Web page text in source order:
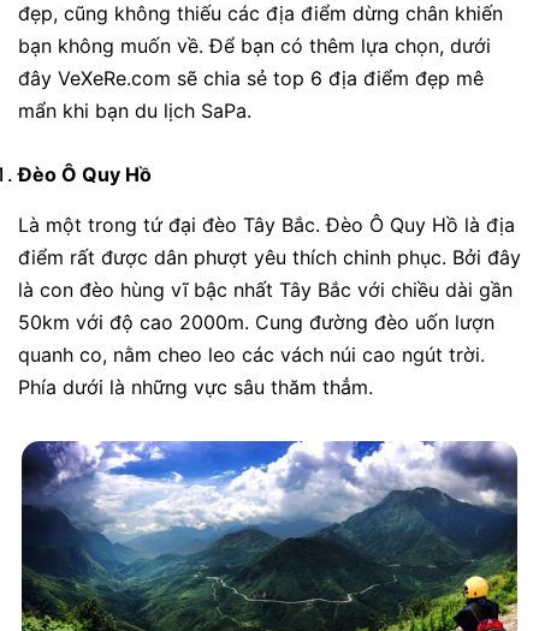
đẹp, cũng không thiếu các địa điểm dừng chân khiến
bạn không muốn về. Để bạn có thêm lựa chọn, dưới
đây VeXeRe.com sẽ chia sẻ top 6 địa điểm đẹp mê
mẩn khi bạn du lịch SaPa.
Đèo Ô Quy Hồ
Là một trong tứ đại đèo Tây Bắc. Đèo Ô Quy Hồ là địa
điểm rất được dân phượt yêu thích chinh phục. Bởi đây
là con đèo hùng vĩ bậc nhất Tây Bắc với chiều dài gần
50km với độ cao 2000m. Cung đường đèo uốn lượn
quanh co, nằm cheo leo các vách núi cao ngút trời.
Phía dưới là những vực sâu thăm thẳm.